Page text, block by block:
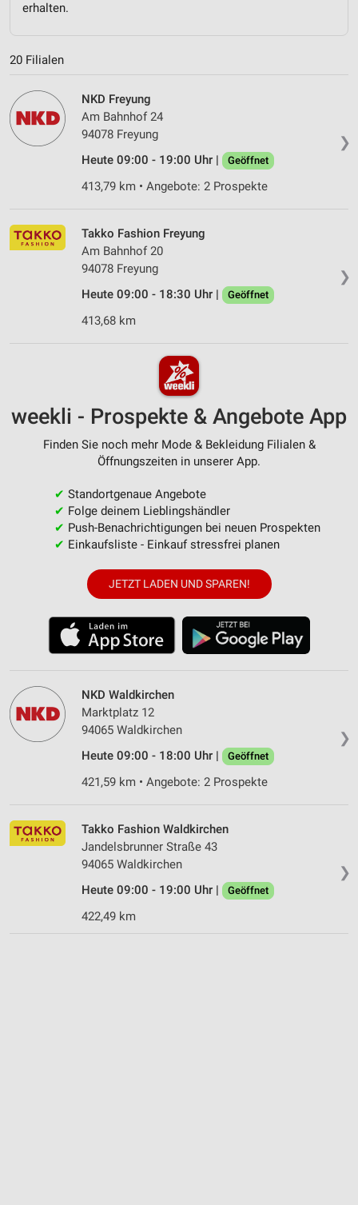
erhalten.
20 Filialen
❯
NKD Freyung
Am Bahnhof 24
94078 Freyung
Heute 09:00 - 19:00 Uhr |
Geöffnet
413,79 km • Angebote: 2 Prospekte
❯
Takko Fashion Freyung
Am Bahnhof 20
94078 Freyung
Heute 09:00 - 18:30 Uhr |
Geöffnet
413,68 km
weekli - Prospekte & Angebote App
Finden Sie noch mehr Mode & Bekleidung Filialen &
Öffnungszeiten in unserer App.
✔ Standortgenaue Angebote
✔ Folge deinem Lieblingshändler
✔ Push-Benachrichtigungen bei neuen Prospekten
✔ Einkaufsliste - Einkauf stressfrei planen
JETZT LADEN UND SPAREN!
❯
NKD Waldkirchen
Marktplatz 12
94065 Waldkirchen
Heute 09:00 - 18:00 Uhr |
Geöffnet
421,59 km • Angebote: 2 Prospekte
❯
Takko Fashion Waldkirchen
Jandelsbrunner Straße 43
94065 Waldkirchen
Heute 09:00 - 19:00 Uhr |
Geöffnet
422,49 km